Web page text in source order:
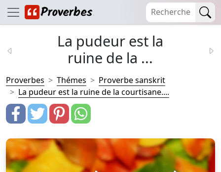
La pudeur est la
ruine de la ...
Proverbes Thémes
Proverbe sanskrit
La pudeur est la ruine de la courtisane....